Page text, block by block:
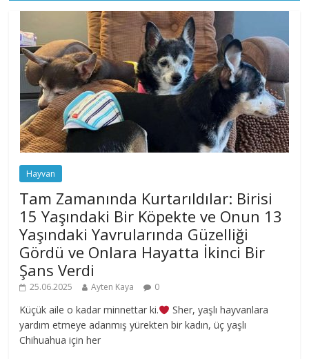
Hayvan
Tam Zamanında Kurtarıldılar: Birisi
15 Yaşındaki Bir Köpekte ve Onun 13
Yaşındaki Yavrularında Güzelliği
Gördü ve Onlara Hayatta İkinci Bir
Şans Verdi
25.06.2025 Ayten Kaya 0
Küçük aile o kadar minnettar ki.
Sher, yaşlı hayvanlara
yardım etmeye adanmış yürekten bir kadın, üç yaşlı
Chihuahua için her